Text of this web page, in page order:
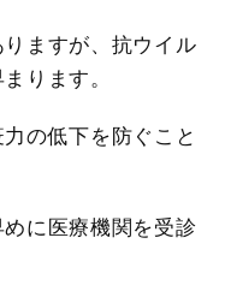
ますが、抗ウイル
ります。
の低下を防ぐこと
に医療機関を受診